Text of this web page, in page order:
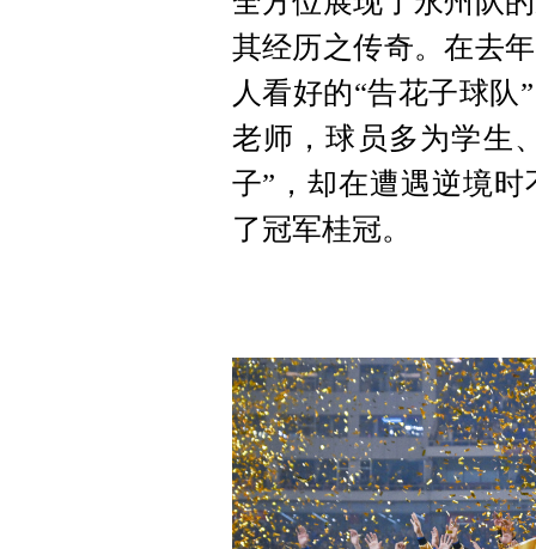
其经历之传奇。在去
人看好的“告花子球
老师，球员多为学生
子”，却在遭遇逆境
了冠军桂冠。